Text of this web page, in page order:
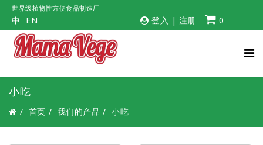
世界级植物性方便食品制造厂
中 EN 登入 | 注册 0
小吃
首页 我们的产品 小吃